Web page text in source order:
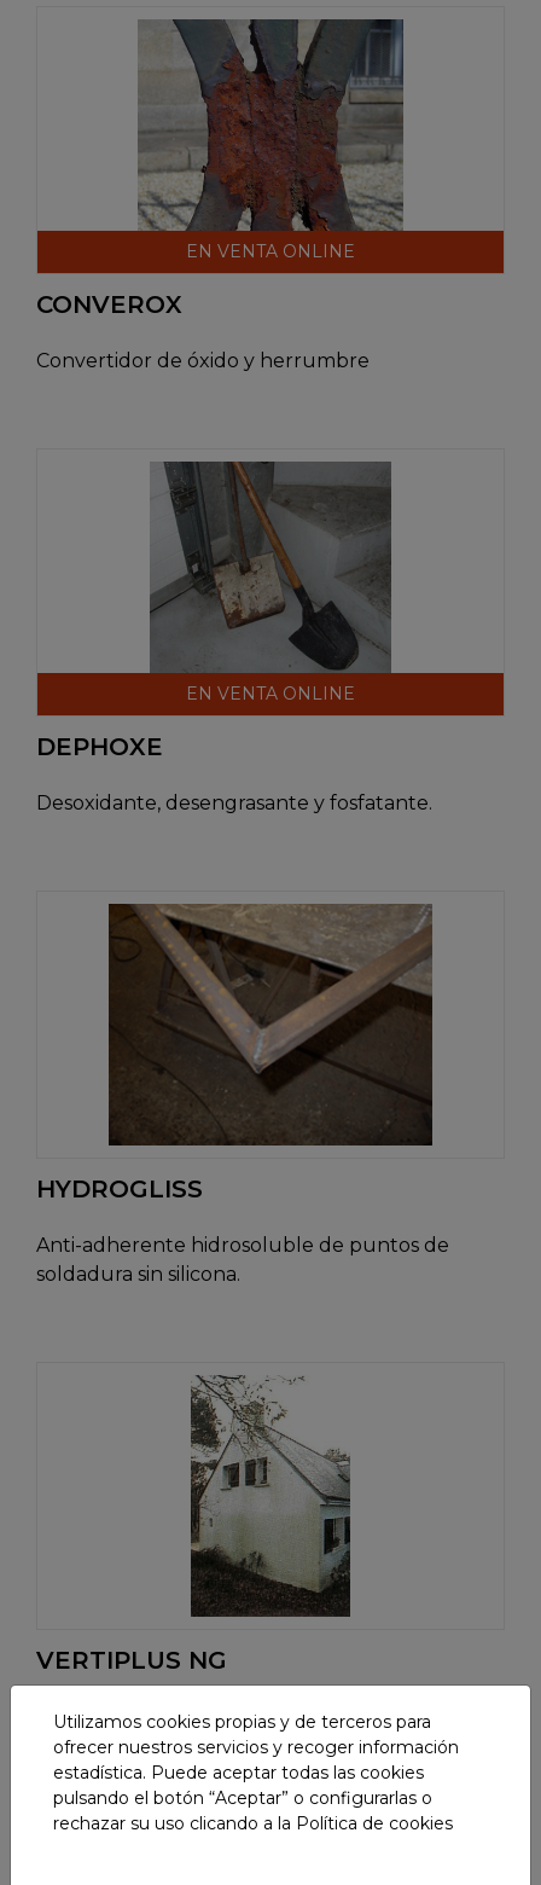
EN VENTA ONLINE
CONVEROX
Convertidor de óxido y herrumbre
EN VENTA ONLINE
DEPHOXE
Desoxidante, desengrasante y fosfatante.
HYDROGLISS
Anti-adherente hidrosoluble de puntos de
soldadura sin silicona.
VERTIPLUS NG
Tratamiento de fachadas y tejados, especial
verdillo.
Utilizamos cookies propias y de terceros para
ofrecer nuestros servicios y recoger información
estadística. Puede aceptar todas las cookies
pulsando el botón “Aceptar” o configurarlas o
rechazar su uso clicando a la Política de cookies